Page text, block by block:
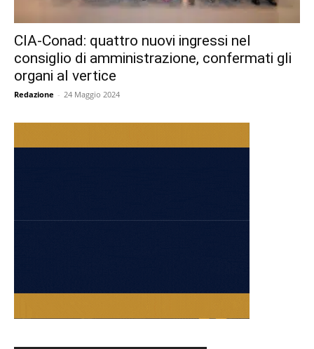
CIA-Conad: quattro nuovi ingressi nel
consiglio di amministrazione, confermati gli
organi al vertice
Redazione - 24 Maggio 2024